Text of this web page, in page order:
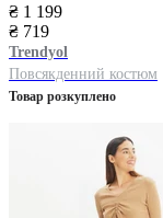
₴ 1 199
₴ 719
Trendyol
Повсякденний костюм
Товар розкуплено